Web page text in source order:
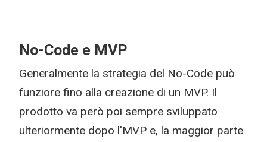
No-Code e MVP
Generalmente la strategia del No-Code può
funziore fino alla creazione di un MVP. Il
prodotto va però poi sempre sviluppato
ulteriormente dopo l'MVP e, la maggior parte